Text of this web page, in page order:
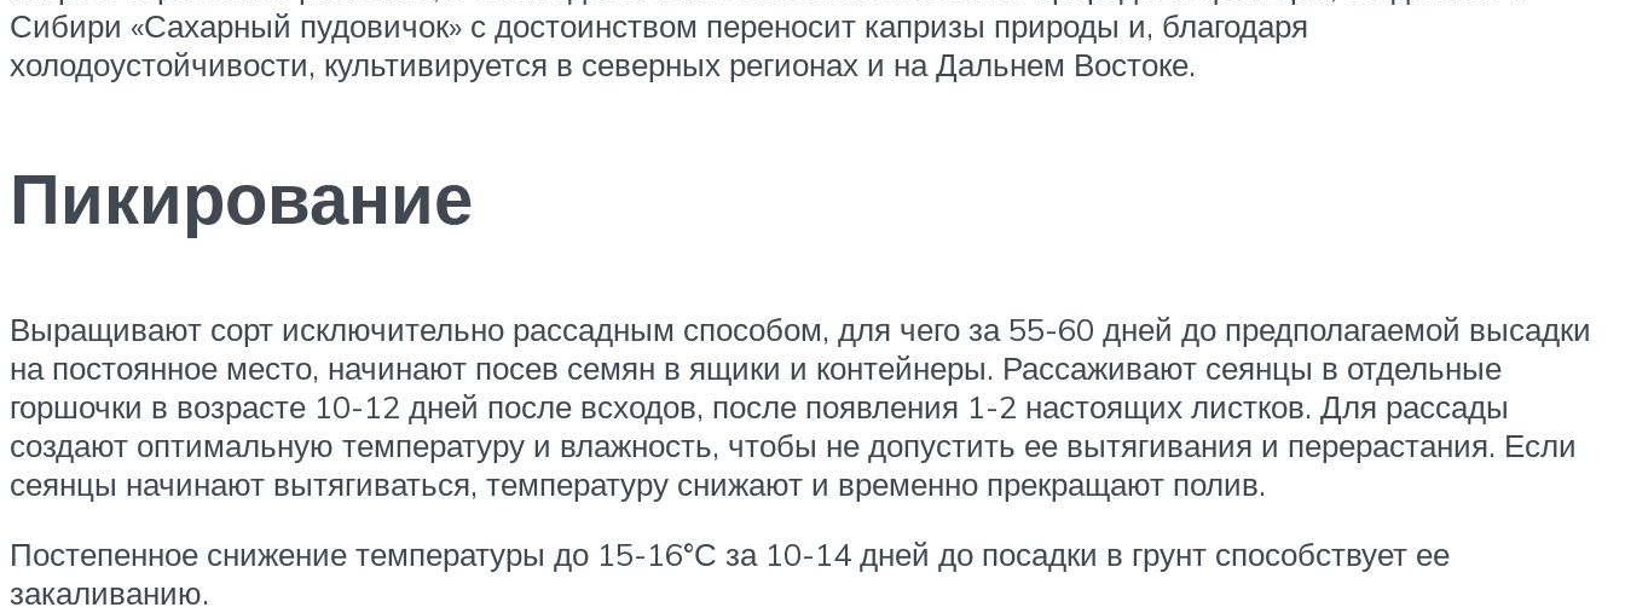
Сибири «Сахарный пудовичок» с достоинством переносит капризы природы и, благодаря
холодоустойчивости, культивируется в северных регионах и на Дальнем Востоке.
Пикирование
Выращивают сорт исключительно рассадным способом, для чего за 55-60 дней до предполагаемой высадки
на постоянное место, начинают посев семян в ящики и контейнеры. Рассаживают сеянцы в отдельные
горшочки в возрасте 10-12 дней после всходов, после появления 1-2 настоящих листков. Для рассады
создают оптимальную температуру и влажность, чтобы не допустить ее вытягивания и перерастания. Если
сеянцы начинают вытягиваться, температуру снижают и временно прекращают полив.
Постепенное снижение температуры до 15-16°С за 10-14 дней до посадки в грунт способствует ее
закаливанию.